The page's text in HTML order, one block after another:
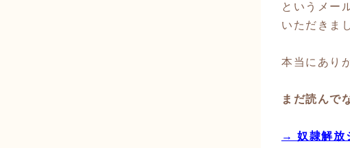
というメー
いただきま
本当にあり
まだ読んで
→ 奴隷解放